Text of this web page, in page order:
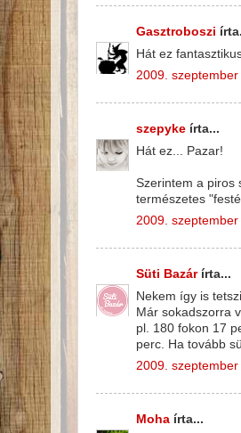
Gasztroboszi
Hát ez
2009.
szepyke írta...
Hát ez... Pazar!
Szerintem a piros
természetes
2009.
Süti Bazárírta...
Nekem így is
Már sokadszorra
pl. 180 fokon 17
perc. Ha tovább
2009.
Moha írta...